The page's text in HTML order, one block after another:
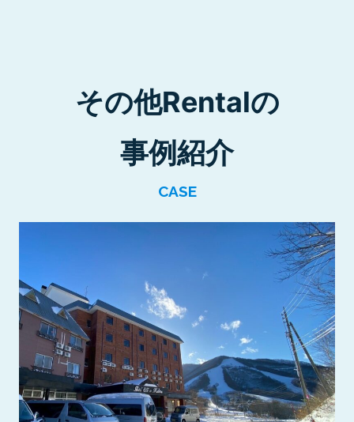
その他Rentalの
事例紹介
CASE